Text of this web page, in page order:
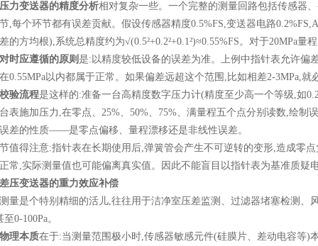
力变送器的精度分析相对复杂一些。一个完整的测量回路包括传感器
,每个环节都有误差贡献。假设传感器精度0.5%FS,变送器电路
的方均根),系统总精度约为√(0.5²+0.2²+0.1²)≈0.55%FS。对于20MPa量程
时应遵循的原则 是: 以精度较低设备的误差为准。上例中指针表允许偏
0.55MPa以内都属于正常。如果偏差远超这个范围 , 比如相差2-3MPa,就
验流程是这样的:准备一台高精度数字压力计(精度至少高一个等级,如
表施加压力 ,在零点、 25%、 50%、 75%、满量程五个点分别读数,绘制
差的性质——是零点偏移、量程漂移还是非线性误差。
值得注意:指针表在长期使用后,弹簧管会产生不可逆转的变形,造成零
常 ,实际测量值也可能偏离真实值。因此不能盲目以指针表为基准质疑
压变送器的重力效应补偿
量是个特别精细的活儿,往往用于洁净室压差监测、过滤器堵塞检测、
至0-100Pa。
理本质在于:当测量范围极小时,传感器敏感元件(硅膜片、差动电容等)